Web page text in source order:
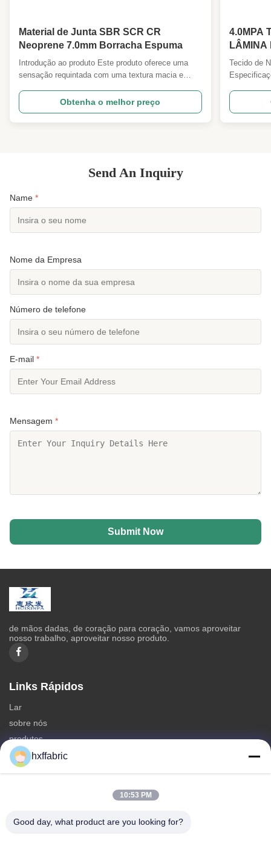
Material de Junta SBR SCR CR
Neoprene 7.0mm Borracha Espuma
Introdução ao produto Este produto oferece uma
sensação requintada com uma textura macia e
Preço FOB:12 a 20 Unidade FOB:folha MOQ do
produto:300 Embalagem e entrega:Embalado em
rolos, Tempo de entrega: 10 dias Parâmetros
Obtenha o melhor preço
4.0MPA
LÂMINA
ALTA
Tecido de
Neoprene
Laminado
tecido OK,
Send An Inquiry
Name *
Nome da Empresa
Número de telefone
E-mail *
Mensagem *
Submit Now
de mãos dadas, de coração para coração, vamos aproveitar
nosso trabalho, aproveitar nosso produto.
Links Rápidos
Lar
sobre nós
produtos
Contate-nos
Tecido de neoprene SBR
hxffabric
10:53 PM
Good day, what product are you looking for?